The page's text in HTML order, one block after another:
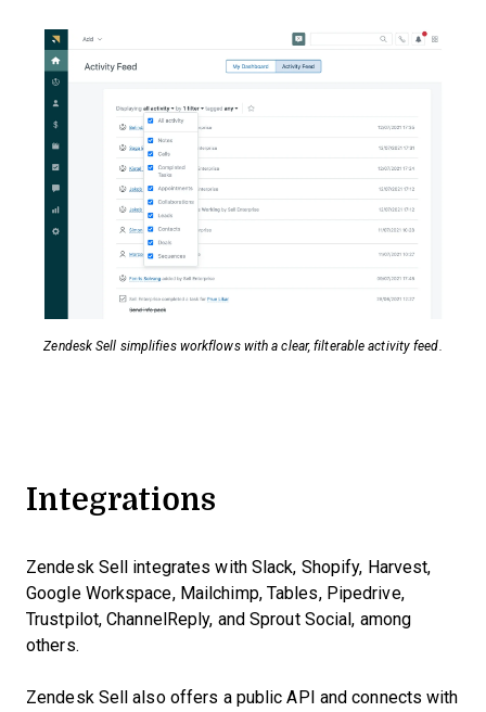
Zendesk Sell simplifies workflows with a clear, filterable activity feed.
Integrations
Zendesk Sell integrates with Slack, Shopify, Harvest,
Google Workspace, Mailchimp, Tables, Pipedrive,
Trustpilot, ChannelReply, and Sprout Social, among
others.
Zendesk Sell also offers a public API and connects with